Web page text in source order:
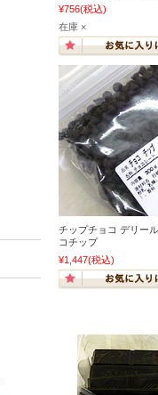
¥756(税込)
在庫 ×
チップチョコ デリー
コチップ
¥1,447(税込)